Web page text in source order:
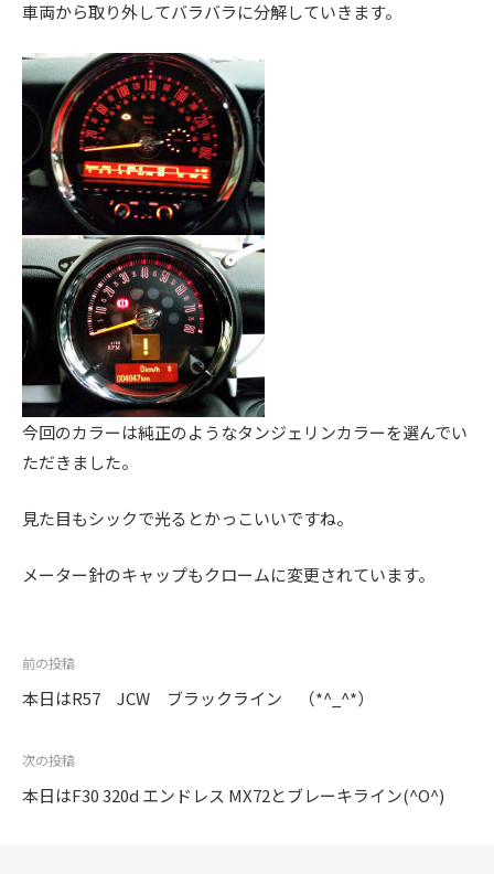
車両から取り外してバラバラに分解していきます。
今回のカラーは純正のようなタンジェリンカラーを選んでい
ただきました。
見た目もシックで光るとかっこいいですね。
メーター針のキャップもクロームに変更されています。
投
稿
ビ
ゲ
前の投稿
本日はR57 JCW ブラックライン （*^_^*）
次の投稿
本日はF30 320d エンドレス MX72とブレーキライン(^O^)